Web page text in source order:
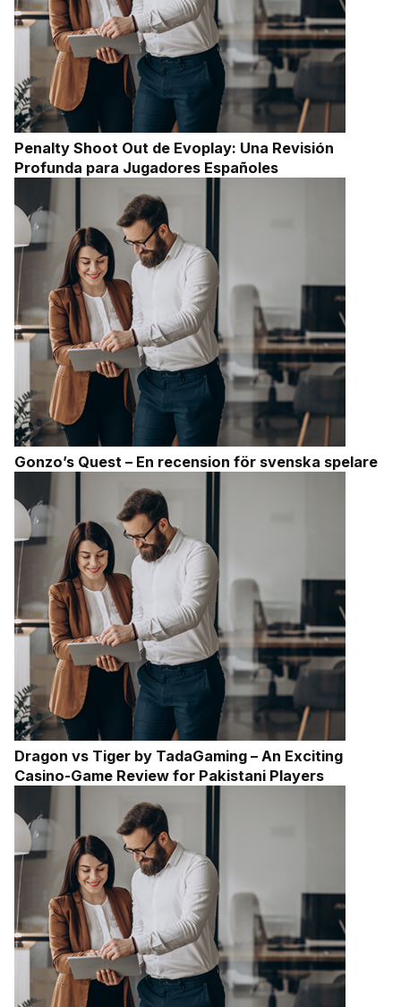
Penalty Shoot Out de Evoplay: Una Revisión
Profunda para Jugadores Españoles
Gonzo’s Quest – En recension för svenska spelare
Dragon vs Tiger by TadaGaming – An Exciting
Casino-Game Review for Pakistani Players